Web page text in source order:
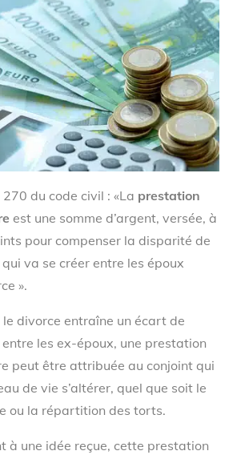
270 du code civil : «La prestation
est une somme d’argent, versée, à
pour compenser la disparité de
va se créer entre les époux
».
divorce entraîne un écart de
les ex-époux, une prestation
peut être attribuée au conjoint qui
de vie s’altérer, quel que soit le
ou la répartition des torts.
à une idée reçue, cette prestation